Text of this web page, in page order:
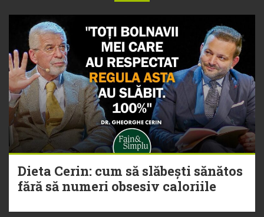
Dieta Cerin: cum să slăbești sănătos
fără să numeri obsesiv caloriile